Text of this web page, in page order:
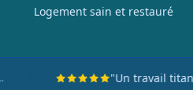
Logement sain et restauré
"Un travail titanesque